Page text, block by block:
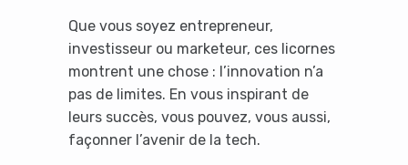
Que vous soyez entrepreneur,
investisseur ou marketeur, ces licornes
montrent une chose : l’innovation n’a
pas de limites. En vous inspirant de
leurs succès, vous pouvez, vous aussi,
façonner l’avenir de la tech.